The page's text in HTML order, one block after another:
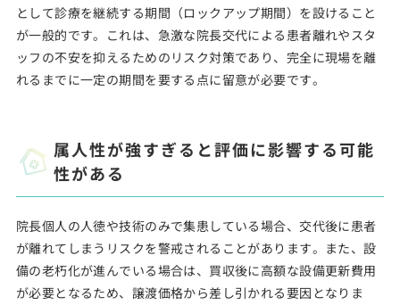
として診療を継続する期間（ロックアップ期間）を設けること
が一般的です。これは、急激な院長交代による患者離れやスタ
ッフの不安を抑えるためのリスク対策であり、完全に現場を離
れるまでに一定の期間を要する点に留意が必要です。
属人性が強すぎると評価に影響する可能
性がある
院長個人の人徳や技術のみで集患している場合、交代後に患者
が離れてしまうリスクを警戒されることがあります。また、設
備の老朽化が進んでいる場合は、買収後に高額な設備更新費用
が必要となるため、譲渡価格から差し引かれる要因となりま